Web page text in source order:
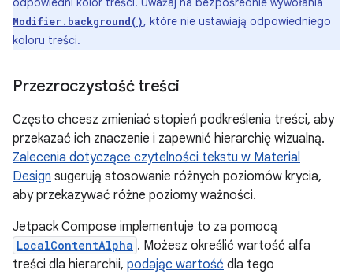
Modifier.background(), które nie ustawiają odpowiedniego
koloru treści.
Przezroczystość treści
Często chcesz zmieniać stopień podkreślenia treści, aby
przekazać ich znaczenie i zapewnić hierarchię wizualną.
Zalecenia dotyczące czytelności tekstu w Material
Design sugerują stosowanie różnych poziomów krycia,
aby przekazywać różne poziomy ważności.
Jetpack Compose implementuje to za pomocą
LocalContentAlpha . Możesz określić wartość alfa
treści dla hierarchii, podając wartość dla tego